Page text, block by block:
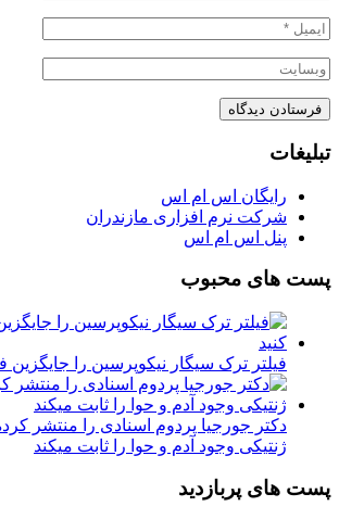
تبلیغات
رایگان اس ام اس
شرکت نرم افزاری مازندران
پنل اس ام اس
پست های محبوب
فیلتر ترک سیگار نیکوپرسین را جایگزین
دکتر جورجیا پردوم اسنادی را منتشر
ژنتیکی وجود آدم و حوا را ثابت میکند
پست های پربازدید